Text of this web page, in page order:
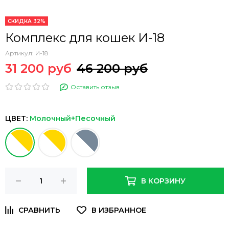
СКИДКА 32%
Комплекс для кошек И-18
Артикул: И-18
31 200 руб 46 200 руб
Оставить отзыв
ЦВЕТ: Молочный+Песочный
В КОРЗИНУ